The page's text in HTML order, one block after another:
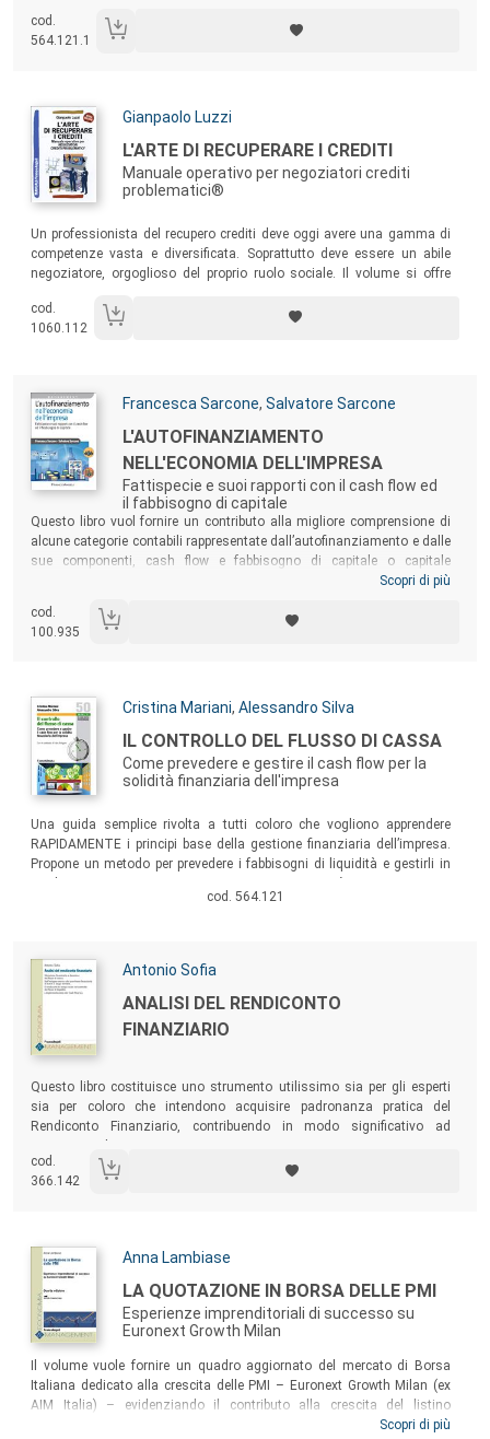
di pagamento dei fornitori, prevedere le uscite periodiche per
tredicesime, rate di mutui, e molto altro ancora…
cod.
564.121.1
Autori:
Gianpaolo Luzzi
Titolo:
L'ARTE DI RECUPERARE I CREDITI
Manuale operativo per negoziatori crediti
problematici®
Un professionista del recupero crediti deve oggi avere una gamma di
competenze vasta e diversificata. Soprattutto deve essere un abile
negoziatore, orgoglioso del proprio ruolo sociale. Il volume si offre
una banca, di una finanziaria o di una società di recupero – vogliono
approcciarsi in maniera adeguata alla quarta professione più richiesta
cod.
1060.112
Autori:
Francesca Sarcone, Salvatore Sarcone
Titolo:
L'AUTOFINANZIAMENTO
NELL'ECONOMIA DELL'IMPRESA
Fattispecie e suoi rapporti con il cash flow ed
il fabbisogno di capitale
Sommario:
Questo libro vuol fornire un contributo alla migliore comprensione di
alcune categorie contabili rappresentate dall’autofinanziamento e dalle
sue componenti, cash flow e fabbisogno di capitale o capitale
circolante netto. Un testo pensato per lo studente neofita di Economia
conoscenze sui temi trattati, ma anche per il professionista –
avvocato o commercialista – che potrà affinare o consolidare la sua
Scopri di più
cod.
100.935
Autori:
Cristina Mariani, Alessandro Silva
Titolo:
IL CONTROLLO DEL FLUSSO DI CASSA
Come prevedere e gestire il cash flow per la
solidità finanziaria dell'impresa
Sommario:
Una guida semplice rivolta a tutti coloro che vogliono apprendere
RAPIDAMENTE i principi base della gestione finanziaria dell’impresa.
Propone un metodo per prevedere i fabbisogni di liquidità e gestirli in
controllo il magazzino, monitorare i tempi di incasso dai clienti e di
cod. 564.121
Autori:
Antonio Sofia
Titolo:
ANALISI DEL RENDICONTO
FINANZIARIO
Sommario:
Questo libro costituisce uno strumento utilissimo sia per gli esperti
sia per coloro che intendono acquisire padronanza pratica del
Rendiconto Finanziario, contribuendo in modo significativo ad
cod.
366.142
Autori:
Anna Lambiase
Titolo:
LA QUOTAZIONE IN BORSA DELLE PMI
Esperienze imprenditoriali di successo su
Euronext Growth Milan
Sommario:
Il volume vuole fornire un quadro aggiornato del mercato di Borsa
Italiana dedicato alla crescita delle PMI – Euronext Growth Milan (ex
AIM Italia) – evidenziando il contributo alla crescita del listino
apportato dai Piani Individuali di Risparmio (PIR) e dal «Bonus IPO» in
Scopri di più